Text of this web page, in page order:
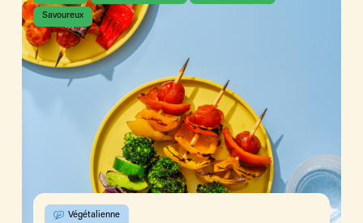
Savoureux
Végétalienne